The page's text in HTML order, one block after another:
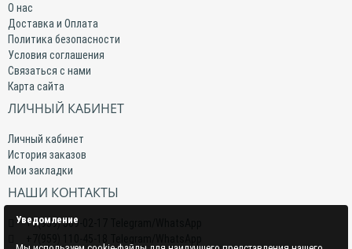
О нас
Доставка и Оплата
Политика безопасности
Условия соглашения
Связаться с нами
Карта сайта
ЛИЧНЫЙ КАБИНЕТ
Личный кабинет
История заказов
Мои закладки
НАШИ КОНТАКТЫ
+7(959) 509-02-17 Telegram/WhatsApp
Уведомление